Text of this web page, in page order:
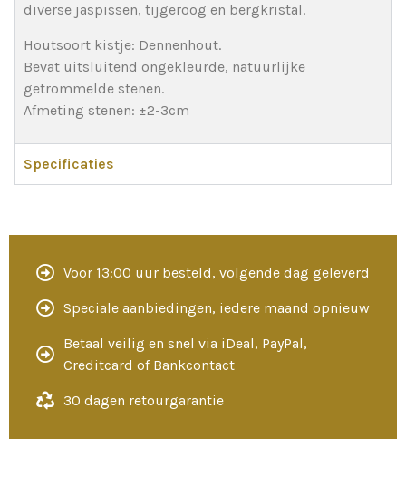
diverse jaspissen, tijgeroog en bergkristal.
Houtsoort kistje: Dennenhout.
Bevat uitsluitend ongekleurde, natuurlijke
getrommelde stenen.
Afmeting stenen: ±2-3cm
Specificaties
Voor 13:00 uur besteld, volgende dag geleverd
Speciale aanbiedingen, iedere maand opnieuw
Betaal veilig en snel via iDeal, PayPal,
Creditcard of Bankcontact
30 dagen retourgarantie